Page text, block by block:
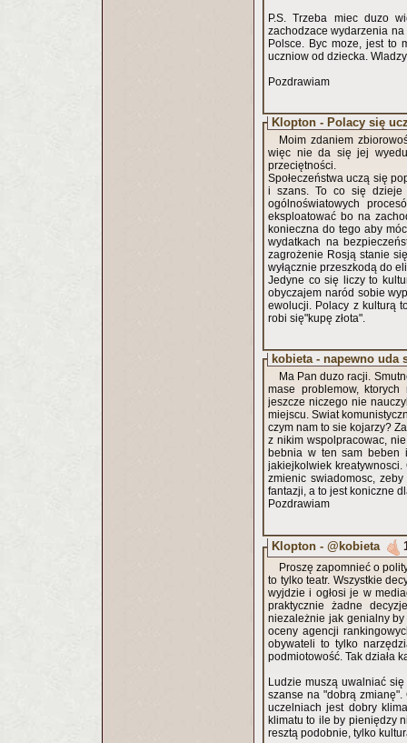
P.S. Trzeba miec duzo
zachodzace wydarzenia
Polsce. Byc moze, jest to
uczniow od dziecka.
Pozdrawiam
Klopton - Polacy się
Moim zdaniem
więc nie da się jej
przeciętności.
Społeczeństwa uczą się
i szans. To co się dzieje
ogólnoświatowych
eksploatować bo na
konieczna do tego aby
wydatkach na
zagrożenie Rosją stanie się
wyłącznie przeszkodą do
Jedyne co się liczy to
obyczajem naród sobie
ewolucji. Polacy z kulturą
robi się"kupę złota".
kobieta - napewno uda
Ma Pan duzo racji.
mase problemow, ktorych
jeszcze niczego nie
miejscu. Swiat
czym nam to sie kojarzy?
z nikim wspolpracowac,
bebnia w ten sam beben
jakiejkolwiek
zmienic swiadomosc,
fantazji, a to jest koniczne
Pozdrawiam
Klopton - @kobieta
Proszę zapomnieć o
to tylko teatr. Wszystkie
wyjdzie i ogłosi je w
praktycznie żadne
niezależnie jak genialny
oceny agencji
obywateli to tylko
podmiotowość. Tak działa
Ludzie muszą uwalniać
szanse na "dobrą
uczelniach jest dobry
klimatu to ile by pieniędzy
resztą podobnie, tylko